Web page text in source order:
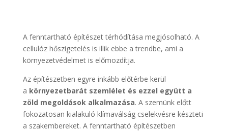
A fenntartható építészet térhódítása megjósolható. A
cellulóz hőszigetelés is illik ebbe a trendbe, ami a
környezetvédelmet is előmozdítja.
Az építészetben egyre inkább előtérbe kerül
a környezetbarát szemlélet és ezzel együtt a
zöld megoldások alkalmazása. A szemünk előtt
fokozatosan kialakuló klímaválság cselekvésre készteti
a szakembereket. A fenntartható építészetben